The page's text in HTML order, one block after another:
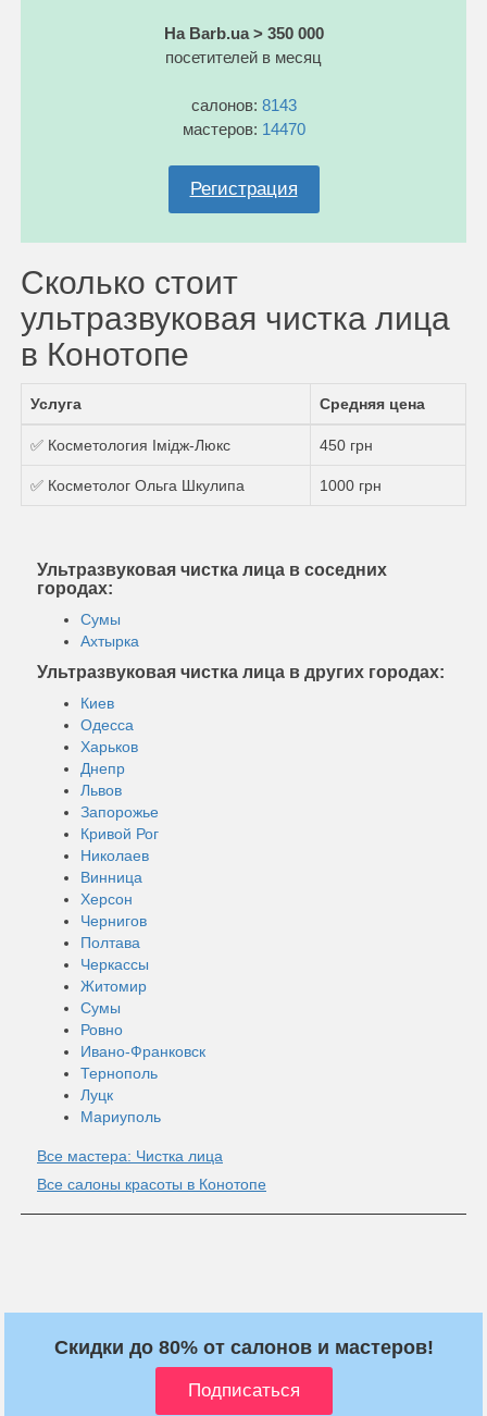
На Barb.ua > 350 000
посетителей в месяц
салонов: 8143
мастеров: 14470
Регистрация
Сколько стоит
ультразвуковая чистка лица
в Конотопе
Услуга Средняя цена
✅ Косметология Імідж-Люкс 450 грн
✅ Косметолог Ольга Шкулипа 1000 грн
Ультразвуковая чистка лица в соседних
городах:
Сумы
Ахтырка
Ультразвуковая чистка лица в других городах:
Киев
Одесса
Харьков
Днепр
Львов
Запорожье
Кривой Рог
Николаев
Винница
Херсон
Чернигов
Полтава
Черкассы
Житомир
Сумы
Ровно
Ивано-Франковск
Тернополь
Луцк
Мариуполь
Все мастера: Чистка лица
Все салоны красоты в Конотопе
Скидки до 80% от салонов и мастеров!